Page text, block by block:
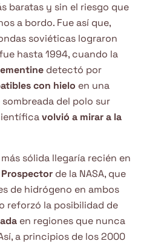
baratas y sin el riesgo que
a bordo. Fue así que,
soviéticas lograron
hasta 1994, cuando la
detectó por
con hielo en una
del polo sur
volvió a mirar a la
sólida llegaría recién en
de la NASA, que
de hidrógeno en ambos
reforzó la posibilidad de
en regiones que nunca
a principios de los 2000